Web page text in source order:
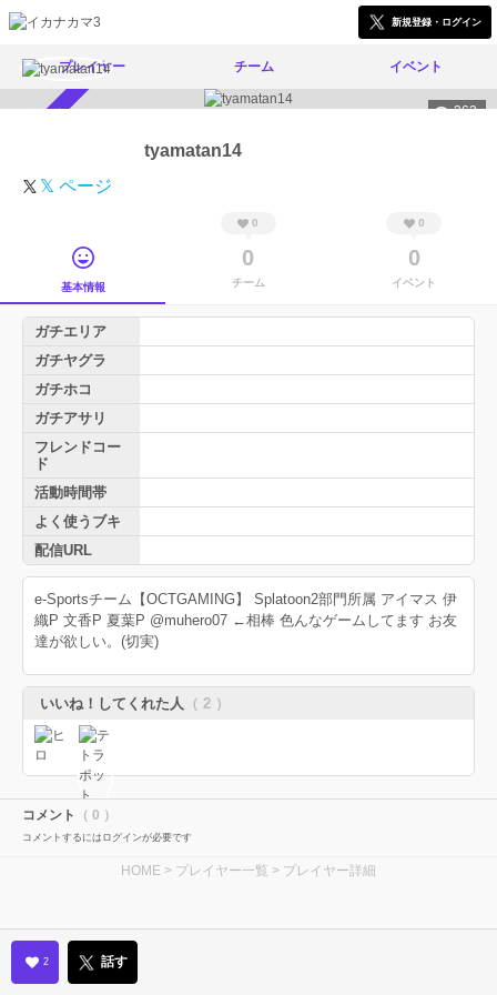
新規登録・ログイン
プレイヤー チーム イベント
262
tyamatan14
𝕏 ページ
基本情報
0
0
チーム
0
0
イベント
ガチエリア
ガチヤグラ
ガチホコ
ガチアサリ
フレンドコー
ド
活動時間帯
よく使うブキ
配信URL
e-Sportsチーム【OCTGAMING】 Splatoon2部門所属 アイマス 伊
織P 文香P 夏葉P @muhero07 ←相棒 色んなゲームしてます お友
達が欲しい。(切実)
いいね！してくれた人 （ 2 ）
コメント （ 0 ）
コメントするにはログインが必要です
HOME > プレイヤー一覧 > プレイヤー詳細
2 話す